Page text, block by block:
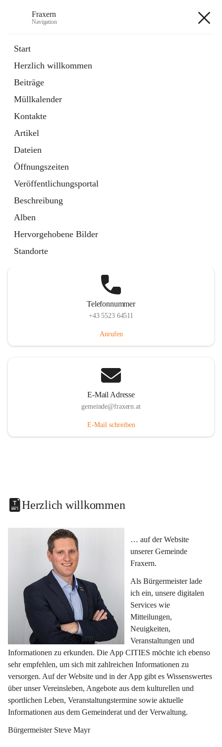
Fraxern
Navigation
Start
Herzlich willkommen
Beiträge
Müllkalender
Kontakte
Artikel
Dateien
Öffnungszeiten
Veröffentlichungsportal
Beschreibung
Alben
Hervorgehobene Bilder
Standorte
Ordner
in
Tab
Formulare
Artikel
öffnet
in
neuem
Tab
Telefonnummer
+43 5523 64511
Anrufen
E-Mail Adresse
gemeinde@fraxern.at
E-Mail schreiben
Herzlich willkommen
… auf der Website
unserer Gemeinde
Fraxern.
Als Bürgermeister lade
ich ein, unsere digitalen
Services wie
Mitteilungen,
Neuigkeiten,
Veranstaltungen und
Informationen zu erkunden. Die App CITIES möchte ich ebenso
sehr empfehlen, um sich mit zahlreichen Informationen zu
versorgen. Auf der Website und in der App gibt es Wissenswertes
über unser Vereinsleben, Angebote aus dem kulturellen und
sportlichen Leben, Veranstaltungstermine sowie aktuelle
Informationen aus dem Gemeinderat und der Verwaltung.
Bürgermeister Steve Mayr